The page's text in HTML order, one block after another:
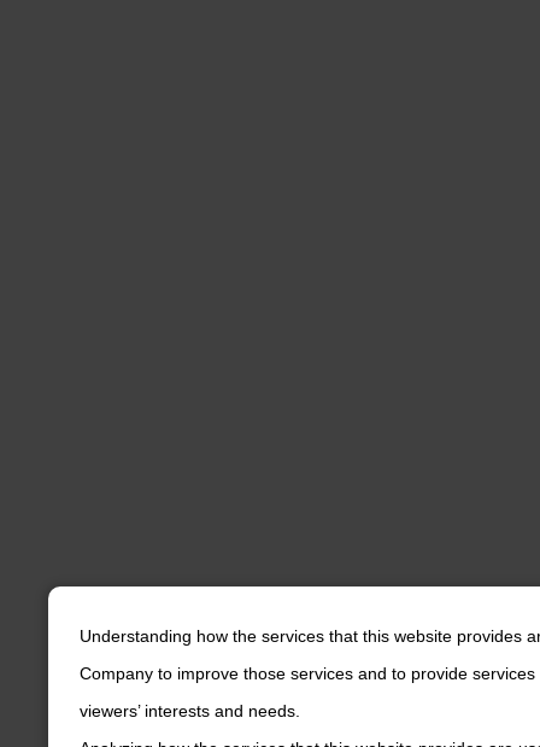
Understanding how the services that this website provides
Company to improve those services and to provide
viewers’ interests and needs.